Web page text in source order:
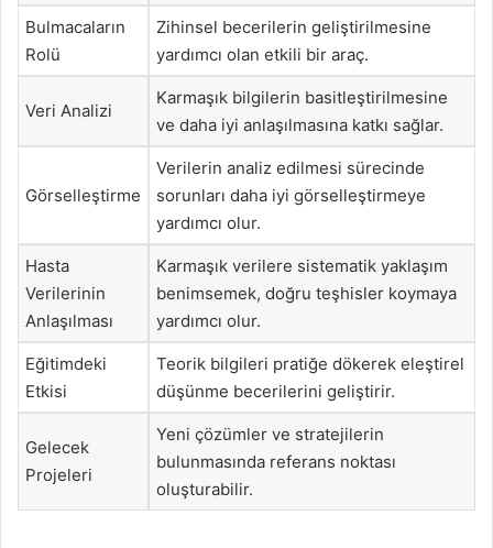
Bulmacaların
Rolü
Zihinsel becerilerin geliştirilmesine
yardımcı olan etkili bir araç.
Veri Analizi
Karmaşık bilgilerin basitleştirilmesine
ve daha iyi anlaşılmasına katkı sağlar.
Görselleştirme
Verilerin analiz edilmesi sürecinde
sorunları daha iyi görselleştirmeye
yardımcı olur.
Hasta
Verilerinin
Anlaşılması
Karmaşık verilere sistematik yaklaşım
benimsemek, doğru teşhisler koymaya
yardımcı olur.
Eğitimdeki
Etkisi
Teorik bilgileri pratiğe dökerek eleştirel
düşünme becerilerini geliştirir.
Gelecek
Projeleri
Yeni çözümler ve stratejilerin
bulunmasında referans noktası
oluşturabilir.